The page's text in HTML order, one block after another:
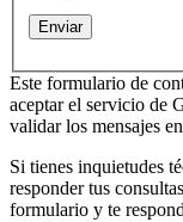
Este formulario de
aceptar el servicio de
validar los mensajes
Si tienes inquietudes
responder tus
formulario y te